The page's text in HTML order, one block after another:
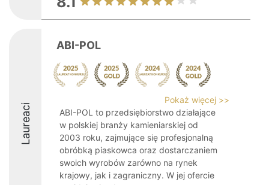
Laureaci
ABI-POL
Pokaż więcej >>
ABI-POL to przedsiębiorstwo działające
w polskiej branży kamieniarskiej od
2003 roku, zajmujące się profesjonalną
obróbką piaskowca oraz dostarczaniem
swoich wyrobów zarówno na rynek
krajowy, jak i zagraniczny. W jej ofercie